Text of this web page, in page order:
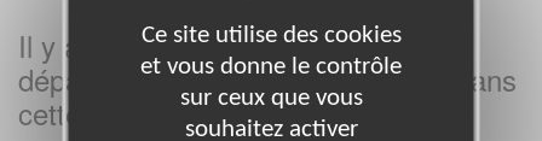
Il y a
missions bénévoles dans le
département
dans
cette association
Ce site utilise des cookies
et vous donne le contrôle
sur ceux que vous
souhaitez activer